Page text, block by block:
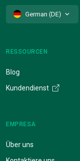
German (DE)
RESSOURCEN
Blog
Kundendienst
EMPRESA
Über uns